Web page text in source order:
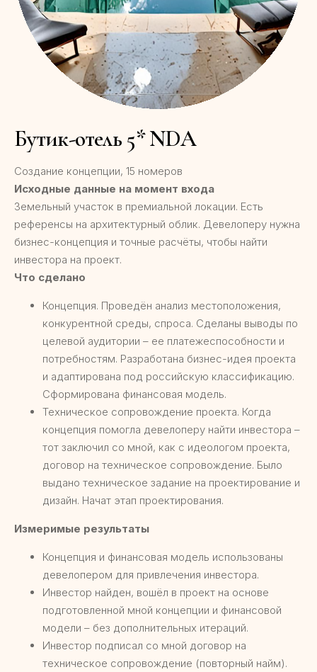
Бутик-отель 5* NDA
Создание концепции, 15 номеров
Исходные данные на момент входа
Земельный участок в премиальной локации. Есть
референсы на архитектурный облик. Девелоперу нужна
бизнес-концепция и точные расчёты, чтобы найти
инвестора на проект.
Что сделано
Концепция. Проведён анализ местоположения,
конкурентной среды, спроса. Сделаны выводы по
целевой аудитории – ее платежеспособности и
потребностям. Разработана бизнес-идея проекта
и адаптирована под российскую классификацию.
Сформирована финансовая модель.
Техническое сопровождение проекта. Когда
концепция помогла девелоперу найти инвестора –
тот заключил со мной, как с идеологом проекта,
договор на техническое сопровождение. Было
выдано техническое задание на проектирование и
дизайн. Начат этап проектирования.
Измеримые результаты
Концепция и финансовая модель использованы
девелопером для привлечения инвестора.
Инвестор найден, вошёл в проект на основе
подготовленной мной концепции и финансовой
модели – без дополнительных итераций.
Инвестор подписал со мной договор на
техническое сопровождение (повторный найм).